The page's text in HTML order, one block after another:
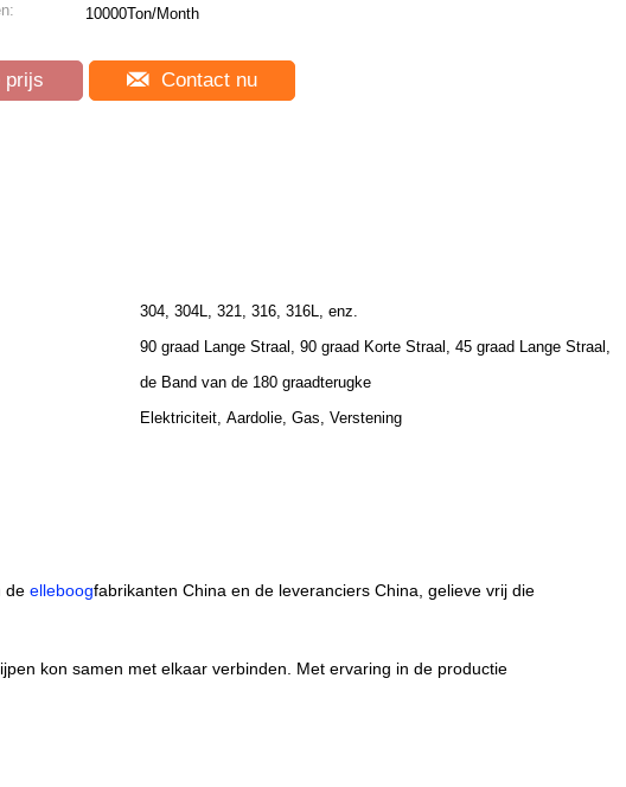
10000Ton/Month
prijs Contact nu
304, 304L, 321, 316, 316L, enz.
90 graad Lange Straal, 90 graad Korte Straal, 45 graad Lange Straal,
de Band van de 180 graadterugke
Elektriciteit, Aardolie, Gas, Verstening
de elleboogfabrikanten China en de leveranciers China, gelieve vrij die
kon samen met elkaar verbinden. Met ervaring in de productie